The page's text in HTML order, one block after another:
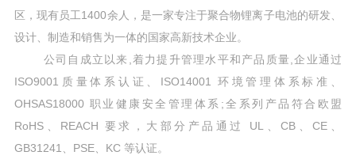
区，现有员工1400余人，是一家专注于聚合物锂离子电池的研发、
设计、制造和销售为一体的国家高新技术企业。
公司自成立以来,着力提升管理水平和产品质量,企业通过
ISO9001质量体系认证、ISO14001 环境管理体系标准、
OHSAS18000 职业健康安全管理体系;全系列产品符合欧盟
RoHS、REACH 要求，大部分产品通过 UL、CB、CE、
GB31241、PSE、KC 等认证。